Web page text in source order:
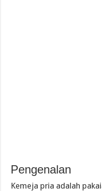
Pengenalan
Kemeja pria adalah